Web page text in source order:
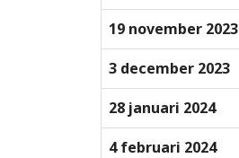
19 november 2023
3 december 2023
28 januari 2024
4 februari 2024